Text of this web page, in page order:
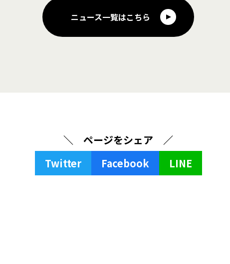
ニュース一覧はこちら
＼ ページをシェア ／
Twitter
Facebook LINE